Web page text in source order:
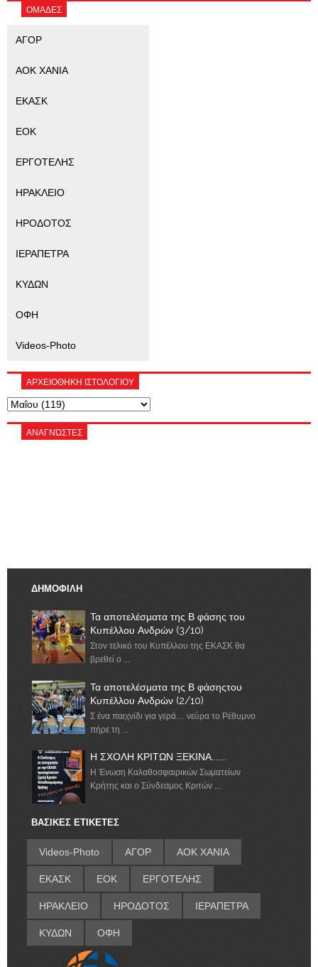
ΟΜΑΔΕΣ
ΑΓΟΡ
ΑΟΚ ΧΑΝΙΑ
ΕΚΑΣΚ
ΕΟΚ
ΕΡΓΟΤΕΛΗΣ
ΗΡΑΚΛΕΙΟ
ΗΡΟΔΟΤΟΣ
ΙΕΡΑΠΕΤΡΑ
ΚΥΔΩΝ
ΟΦΗ
Videos-Photo
ΑΡΧΕΙΟΘΗΚΗ ΙΣΤΟΛΟΓΙΟΥ
ΑΝΑΓΝΏΣΤΕΣ
ΔΗΜΟΦΙΛΗ
Τα αποτελέσματα της Β φάσης του
Κυπέλλου Ανδρών (3/10)
Στον τελικό του Κυπέλλου της ΕΚΑΣΚ θα
βρεθεί ο ...
Τα αποτελέσματα της Β φάσηςτου
Κυπέλλου Ανδρών (2/10)
Σ ένα παιχνίδι για γερά… νεύρα το Ρέθυμνο
πήρε τη ...
Η ΣΧΟΛΗ ΚΡΙΤΩΝ ΞΕΚΙΝΑ.......
Η Ένωση Καλαθοσφαιρικών Σωματείων
Κρήτης και ο Σύνδεσμος Κριτών ...
ΒΑΣΙΚΕΣ ΕΤΙΚΕΤΕΣ
Videos-Photo ΑΓΟΡ ΑΟΚ ΧΑΝΙΑ
ΕΚΑΣΚ ΕΟΚ ΕΡΓΟΤΕΛΗΣ
ΗΡΑΚΛΕΙΟ ΗΡΟΔΟΤΟΣ ΙΕΡΑΠΕΤΡΑ
ΚΥΔΩΝ ΟΦΗ